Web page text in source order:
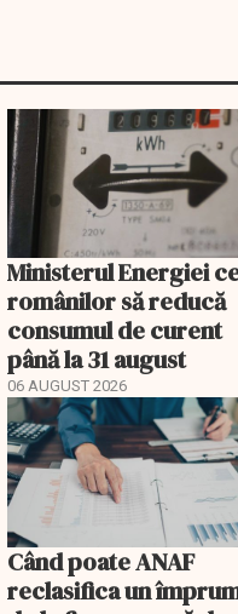
Ministerul Energiei
românilor să reducă
consumul de curent
până la 31 august
06 AUGUST 2026
Când poate ANAF
reclasifica un